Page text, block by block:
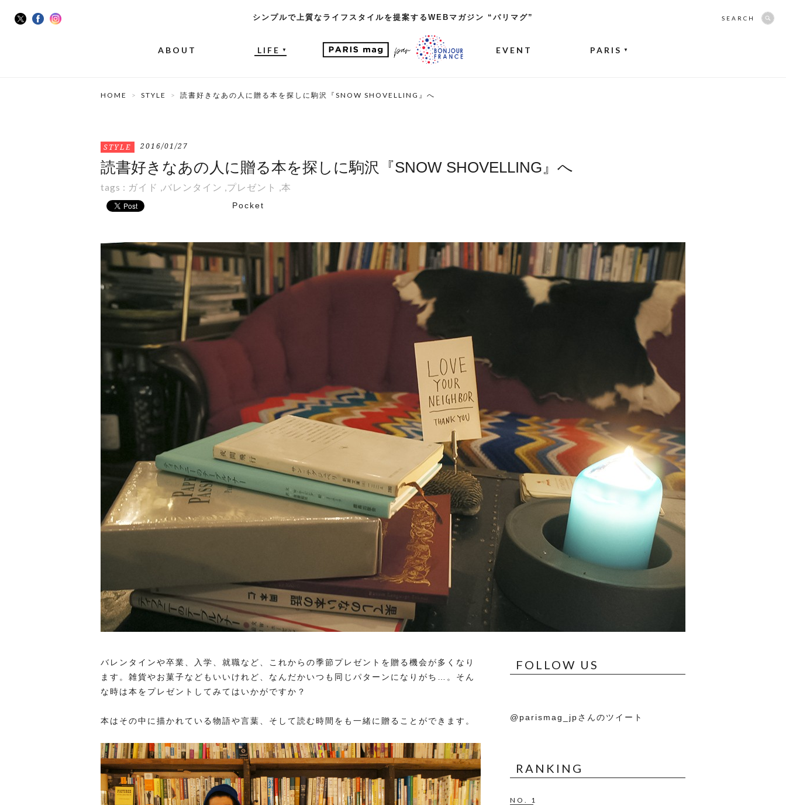
シンプルで上質なライフスタイルを提案するWEBマガジン “パリマグ”
ABOUT LIFE ▼ EVENT PARIS ▼
SEARCH
HOME STYLE 読書好きなあの人に贈る本を探しに駒沢『SNOW SHOVELLING』へ
STYLE 2016/01/27
読書好きなあの人に贈る本を探しに駒沢『SNOW SHOVELLING』へ
tags : ガイド ,バレンタイン ,プレゼント ,本
Pocket
バレンタインや卒業、入学、就職など、これからの季節プレゼントを贈る機会が多くなり
ます。雑貨やお菓子などもいいけれど、なんだかいつも同じパターンになりがち…。そん
な時は本をプレゼントしてみてはいかがですか？
本はその中に描かれている物語や言葉、そして読む時間をも一緒に贈ることができます。
FOLLOW US
@parismag_jpさんのツイート
RANKING
NO. 1